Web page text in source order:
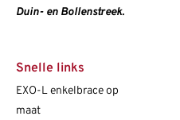
Duin- en Bollenstreek.
Snelle links
EXO-L enkelbrace op
maat